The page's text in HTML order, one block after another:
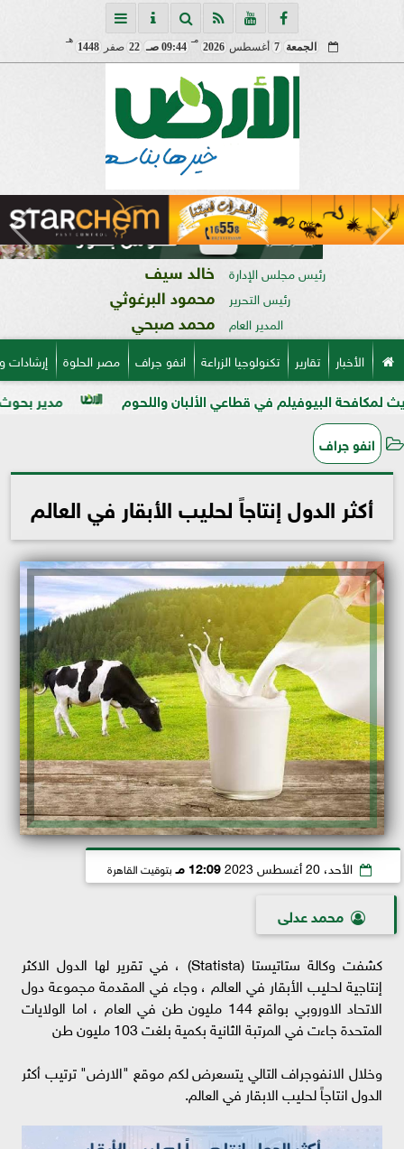
الجمعة 7 أغسطس 2026
مـ
09:44 صـ 22 صفر 1448
هـ
رئيس مجلس الإدارة خالد سيف
رئيس التحرير محمود البرغوثي
المدير العام محمد صبحي
الأخبار تقارير تكنولوجيا الزراعة انفو جراف مصر الحلوة
مدير بحوث أمراض في قطاعي الألبان واللحوم
انفو جراف
أكثر الدول إنتاجاً لحليب الأبقار في العالم
الأحد، 20 أغسطس 2023 12:09 مـ بتوقيت القاهرة
محمد عدلى
كشفت وكالة ستاتيستا (Statista)‏ ، في تقرير لها الدول الاكثر
إنتاجية لحليب الأبقار في العالم ، وجاء في المقدمة مجموعة دول
الاتحاد الاوروبي بواقع 144 مليون طن في العام ، اما الولايات
المتحدة جاءت في المرتبة الثانية بكمية بلغت 103 مليون طن
وخلال الانفوجراف التالي يتسعرض لكم موقع "الارض" ترتيب أكثر
الدول انتاجاً لحليب الابقار في العالم.